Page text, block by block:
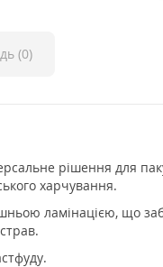
(0)
рішення для
харчування.
ламінацією, що